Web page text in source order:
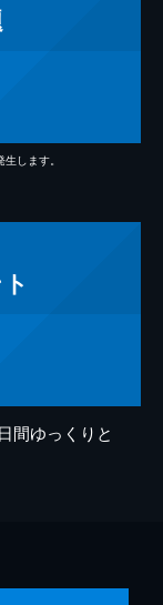
します。
間ゆっくりと